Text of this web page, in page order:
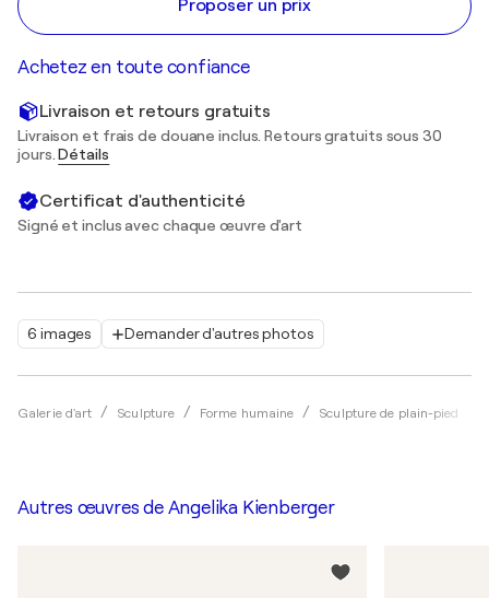
6 images Demander d'autres photos
Galerie d'art Sculpture Forme humaine Sculpture de plain-pied
Proposer un prix
Achetez en toute confiance
Livraison et retours gratuits
Livraison et frais de douane inclus. Retours gratuits sous 30
jours.Détails
Certificat d'authenticité
Signé et inclus avec chaque œuvre d'art
Autres œuvres de Angelika Kienberger